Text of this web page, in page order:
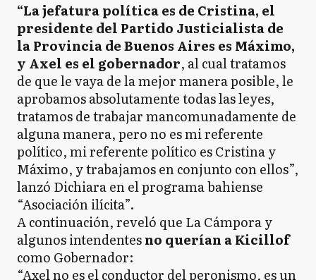
“La jefatura política es de Cristina, el
presidente del Partido Justicialista de
la Provincia de Buenos Aires es Máximo,
y Axel es el gobernador, al cual tratamos
de que le vaya de la mejor manera posible, le
aprobamos absolutamente todas las leyes,
tratamos de trabajar mancomunadamente de
alguna manera, pero no es mi referente
político, mi referente político es Cristina y
Máximo, y trabajamos en conjunto con ellos”,
lanzó Dichiara en el programa bahiense
“Asociación ilícita”.
A continuación, reveló que La Cámpora y
algunos intendentesno querían a Kicillof
como Gobernador:
“Axel no es el conductor del peronismo, es un